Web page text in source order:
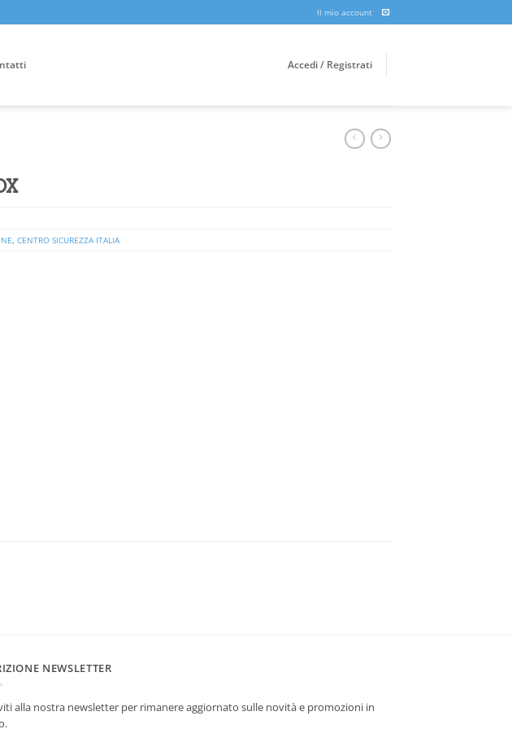
Il mio account
Accedi / Registrati
, CENTRO SICUREZZA ITALIA
NEWSLETTER
alla nostra newsletter per rimanere aggiornato sulle novità e promozioni in